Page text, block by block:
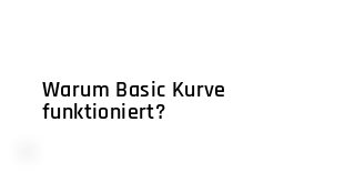
Warum Basic Kurve
funktioniert?